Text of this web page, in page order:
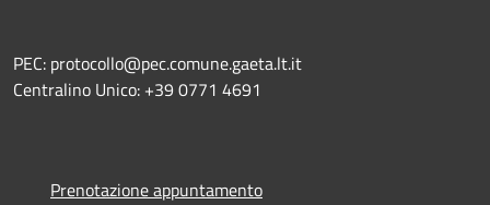
PEC: protocollo@pec.comune.gaeta.lt.it
Centralino Unico: +39 0771 4691
Prenotazione appuntamento